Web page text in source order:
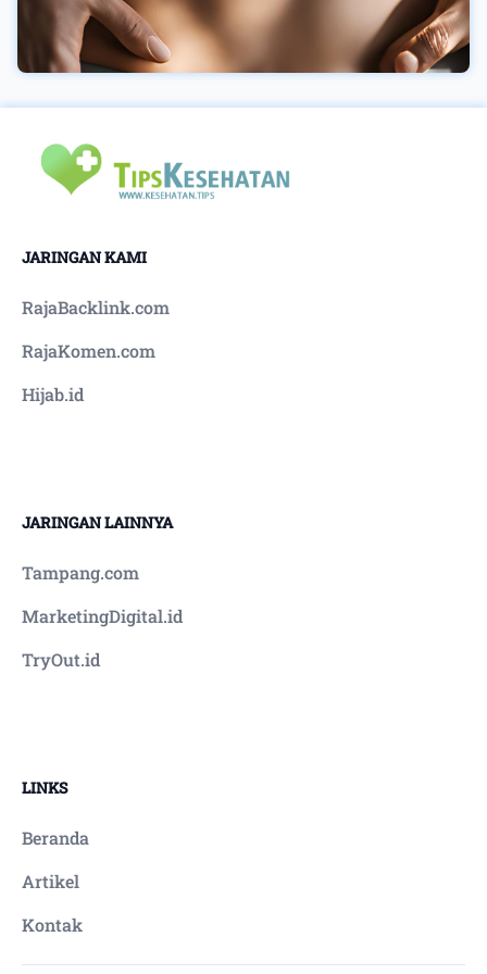
JARINGAN KAMI
RajaBacklink.com
RajaKomen.com
Hijab.id
JARINGAN LAINNYA
Tampang.com
MarketingDigital.id
TryOut.id
LINKS
Beranda
Artikel
Kontak